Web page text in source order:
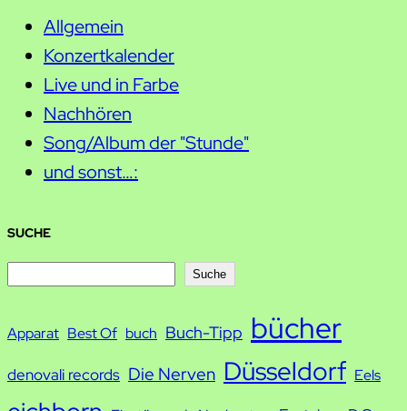
Allgemein
Konzertkalender
Live und in Farbe
Nachhören
Song/Album der "Stunde"
und sonst…:
SUCHE
c
Suche
Apparat Best Of buch Buch-Tipp bücher
denovali records Die Nerven Düsseldorf Eels